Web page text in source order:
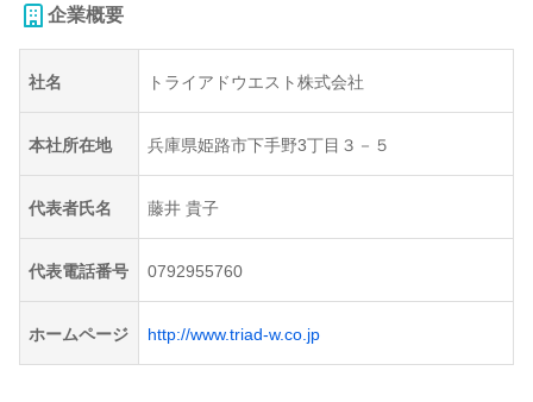
企業概要
社名 トライアドウエスト株式会社
本社所在地 兵庫県姫路市下手野3丁目３－５
代表者氏名 藤井 貴子
代表電話番号 0792955760
ホームページ http://www.triad-w.co.jp